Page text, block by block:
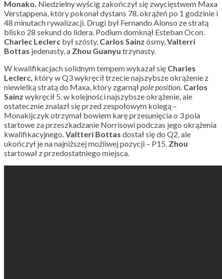
Monako. Niedzielny wyścig zakończył się zwycięstwem Maxa
Verstappena, który pokonał dystans 78. okrążeń po 1 godzinie i
48 minutach rywalizacji. Drugi był Fernando Alonso ze stratą
blisko 28 sekund do lidera. Podium domknął Esteban Ocon.
Charlec Leclerc był szósty, Carlos Sainz ósmy, Valterri
Bottas jedenasty, a Zhou Guanyu trzynasty.
W kwalifikacjach solidnym tempem wykazał się Charles
Leclerc, który w Q3 wykręcił trzecie najszybsze okrążenie z
niewielką stratą do Maxa, który zgarnął pole position Carlos
Sainz wykręcił 5. w kolejności najszybsze okrążenie, ale
ostatecznie znalazł się przed zespołowym kolegą –
Monakijczyk otrzymał bowiem karę przesunięcia o 3 pola
startowe za przeszkadzanie Norrisowi podczas jego okrążenia
kwalifikacyjnego. Valtteri Bottas dostał się do Q2, ale
ukończył je na najniższej możliwej pozycji – P15. Zhou
startował z przedostatniego miejsca.